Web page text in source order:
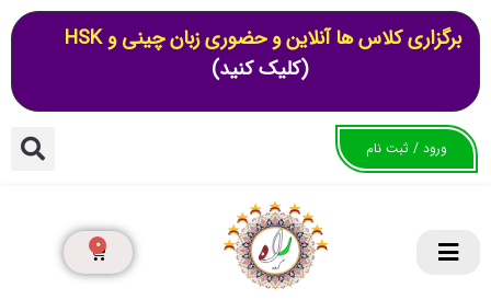
برگزاری کلاس ها آنلاین و حضوری زبان چینی و HSK
(کلیک کنید)
ورود / ثبت نام
0